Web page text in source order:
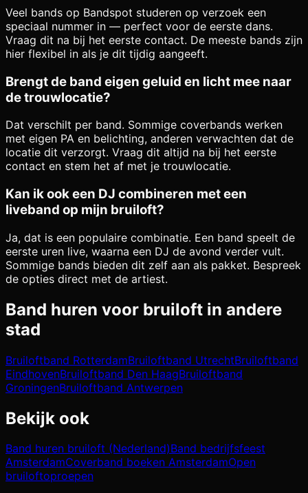
Veel bands op Bandspot studeren op verzoek een
speciaal nummer in — perfect voor de eerste dans.
Vraag dit na bij het eerste contact. De meeste bands zijn
hier flexibel in als je dit tijdig aangeeft.
Brengt de band eigen geluid en licht mee naar
de trouwlocatie?
Dat verschilt per band. Sommige coverbands werken
met eigen PA en belichting, anderen verwachten dat de
locatie dit verzorgt. Vraag dit altijd na bij het eerste
contact en stem het af met je trouwlocatie.
Kan ik ook een DJ combineren met een
liveband op mijn bruiloft?
Ja, dat is een populaire combinatie. Een band speelt de
eerste uren live, waarna een DJ de avond verder vult.
Sommige bands bieden dit zelf aan als pakket. Bespreek
de opties direct met de artiest.
Band huren voor bruiloft in andere
stad
Bruiloftband RotterdamBruiloftband UtrechtBruiloftband
EindhovenBruiloftband Den HaagBruiloftband
GroningenBruiloftband Antwerpen
Bekijk ook
Band huren bruiloft (Nederland)Band bedrijfsfeest
AmsterdamCoverband boeken AmsterdamOpen
bruiloftoproepen